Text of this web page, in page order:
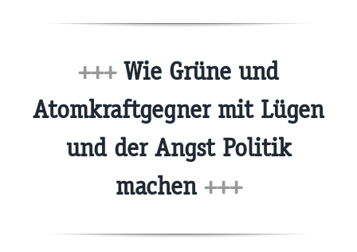
+++Wie Grüne und
Atomkraftgegner mit Lügen
und der Angst Politik
machen +++